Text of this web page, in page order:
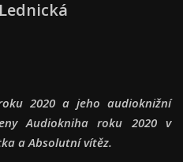
2020 a jeho audioknižní
Audiokniha roku 2020 v
a Absolutní vítěz.